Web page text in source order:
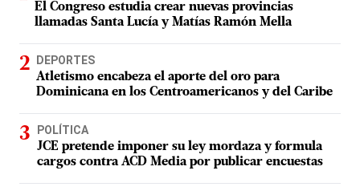
El Congreso estudia crear nuevas provincias
llamadas Santa Lucía y Matías Ramón Mella
DEPORTES
Atletismo encabeza el aporte del oro para
Dominicana en los Centroamericanos y del Caribe
POLÍTICA
JCE pretende imponer su ley mordaza y formula
cargos contra ACD Media por publicar encuestas